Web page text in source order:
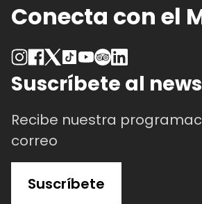
Conecta con el
Suscríbete al
Recibe nuestra
correo
Suscríbete